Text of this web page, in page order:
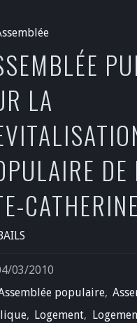
LA
DE
CATHERINE
03/2010
populaire,
, Logement,